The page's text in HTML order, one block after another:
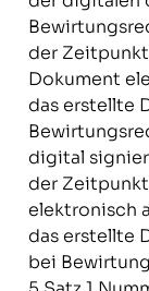
der
Dokument
das erstellte
digital
der
elektronisch
das erstellte
bei